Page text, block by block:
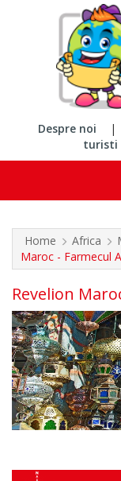
Despre noi |
turisti
Home Africa
Maroc - Farmecul
Revelion